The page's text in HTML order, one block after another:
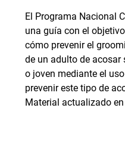
El Programa Nacional
una guía con el
cómo prevenir el
de un adulto de acosar
o joven mediante el
prevenir este tipo de
Material actualizado